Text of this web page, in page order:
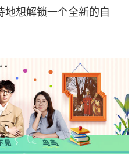
想解锁一个全新的自